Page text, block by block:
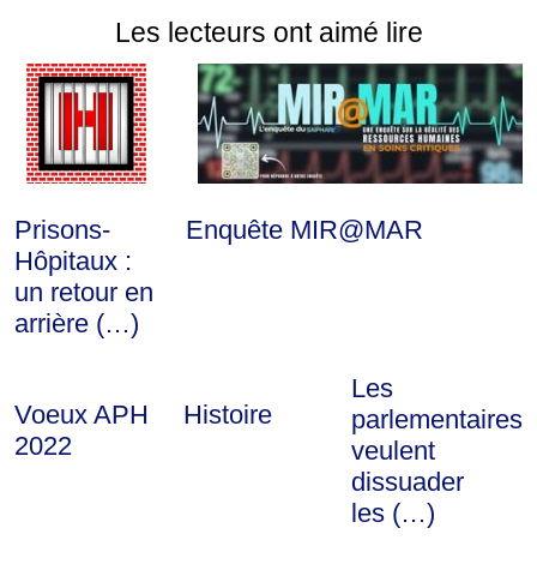
Les lecteurs ont aimé lire
Prisons-
Hôpitaux :
un retour en
arrière (…)
Enquête MIR@MAR
Voeux APH
2022
Histoire
Les
parlementaires
veulent
dissuader
les (…)